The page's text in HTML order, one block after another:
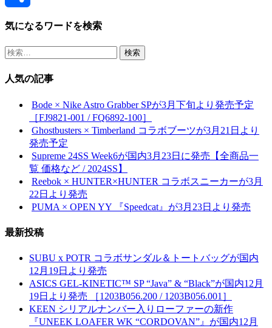
共
有
気になるワードを検索
検
人気の記事
Bode × Nike Astro Grabber SPが3月下旬より発売予定
［FJ9821-001 / FQ6892-100］
Ghostbusters × Timberland コラボブーツが3月21日より
発売予定
Supreme 24SS Week6が国内3月23日に発売【全商品一
覧 価格など / 2024SS】
Reebok × HUNTER×HUNTER コラボスニーカーが3月
22日より発売
PUMA × OPEN YY 『Speedcat』が3月23日より発売
最新投稿
SUBU x POTR コラボサンダル＆トートバッグが国内
12月19日より発売
ASICS GEL-KINETIC™ SP “Java” & “Black”が国内12月
19日より発売 ［1203B056.200 / 1203B056.001］
KEEN シリアルナンバー入りローファーの新作
『UNEEK LOAFER WK “CORDOVAN”』が国内12月